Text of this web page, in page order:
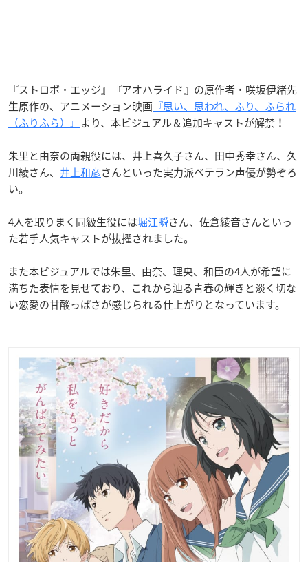
『ストロボ・エッジ』『アオハライド』の原作者・咲坂伊緒先
生原作の、アニメーション映画 『思い、思われ、ふり、ふられ
（ふりふら）』 より、本ビジュアル＆追加キャストが解禁！
朱里と由奈の両親役には、井上喜久子さん、田中秀幸さん、久
川綾さん、 井上和彦さんといった実力派ベテラン声優が勢ぞろ
い。
4人を取りまく同級生役には堀江瞬さん、佐倉綾音さんといっ
た若手人気キャストが抜擢されました。
また本ビジュアルでは朱里、由奈、理央、和臣の4人が希望に
満ちた表情を見せており、これから辿る青春の輝きと淡く切な
い恋愛の甘酸っぱさが感じられる仕上がりとなっています。